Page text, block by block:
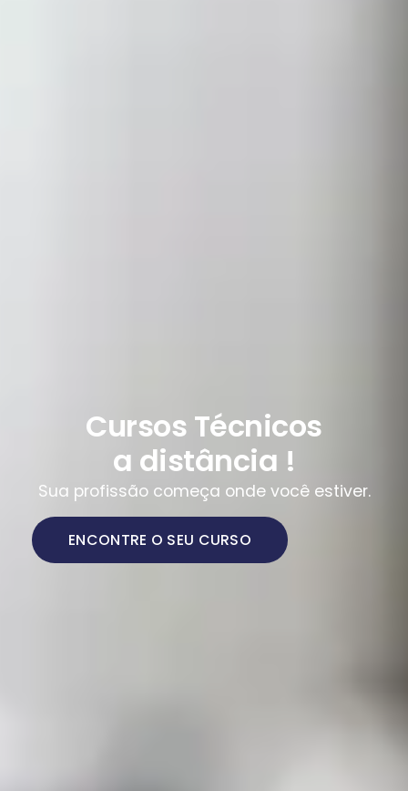
Cursos Técnicos
a distância !
Sua profissão começa onde você estiver.
ENCONTRE O SEU CURSO